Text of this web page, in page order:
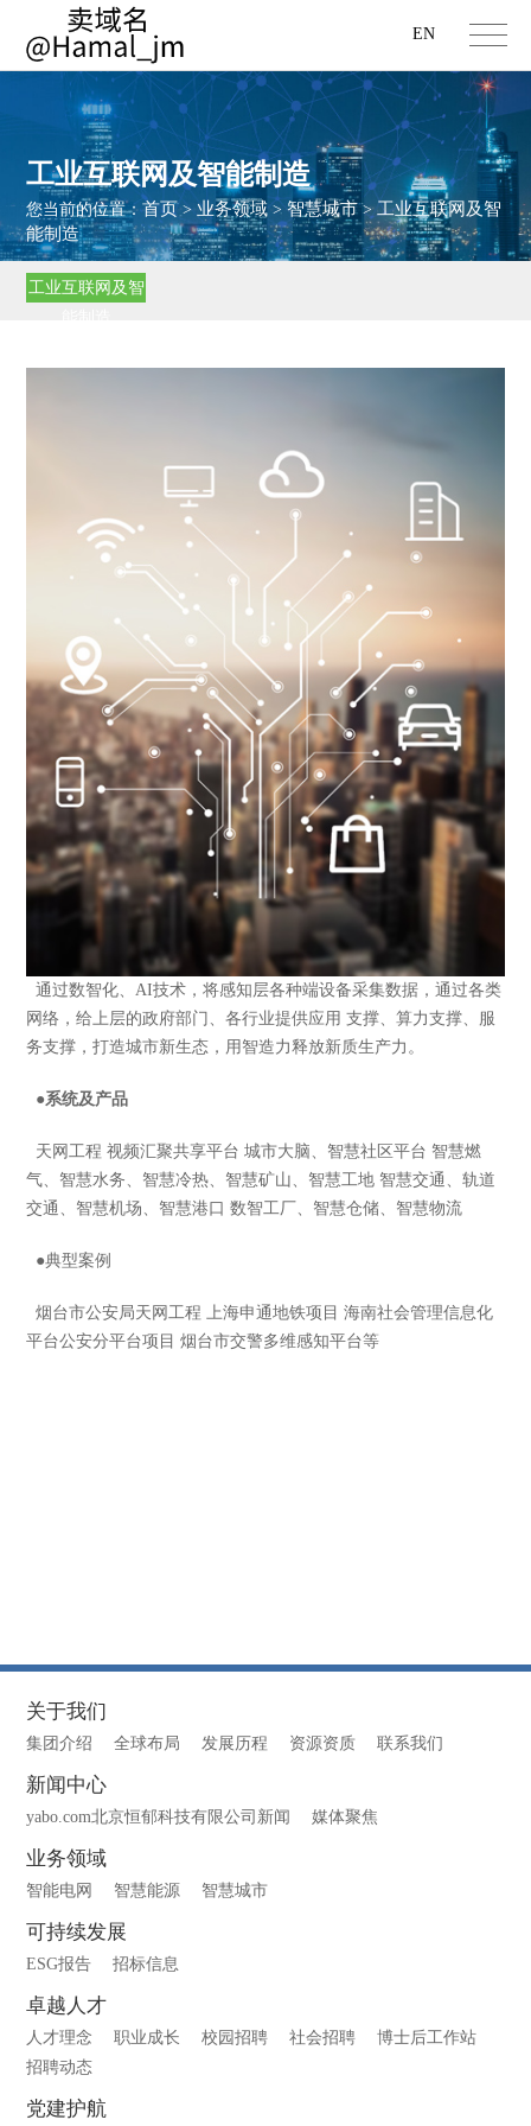
EN
工业互联网及智能制造
您当前的位置：首页>业务领域 >智慧城市>工业互联网及智
能制造
工业互联网及智
通过数智化、AI技术，将感知层各种端设备采集数据，通过各类
网络，给上层的政府部门、各行业提供应用 支撑、算力支撑、服
务支撑，打造城市新生态，用智造力释放新质生产力。
●系统及产品
天网工程 视频汇聚共享平台 城市大脑、智慧社区平台 智慧燃
气、智慧水务、智慧冷热、智慧矿山、智慧工地 智慧交通、轨道
交通、智慧机场、智慧港口 数智工厂、智慧仓储、智慧物流
●典型案例
烟台市公安局天网工程 上海申通地铁项目 海南社会管理信息化
平台公安分平台项目 烟台市交警多维感知平台等
关于我们
集团介绍 全球布局 发展历程 资源资质 联系我们
新闻中心
yabo.com北京恒郁科技有限公司新闻 媒体聚焦
业务领域
智能电网 智慧能源 智慧城市
可持续发展
ESG报告 招标信息
卓越人才
人才理念 职业成长 校园招聘 社会招聘
博士后工作站
招聘动态
党建护航